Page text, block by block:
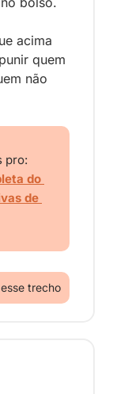
acima
quem
não
do
de
trecho